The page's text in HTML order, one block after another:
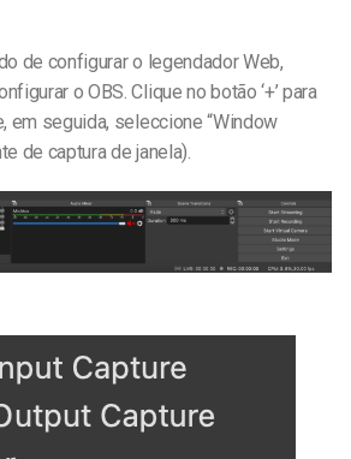
de configurar o legendador Web,
o OBS. Clique no botão ‘+’ para
em seguida, seleccione “Window
de captura de janela).